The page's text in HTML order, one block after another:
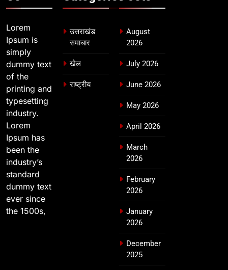
Lorem
Ipsum is
simply
dummy text
of the
printing and
typesetting
industry.
Lorem
Ipsum has
been the
industry’s
standard
dummy text
ever since
the 1500s,
उत्तराखंड
समाचार
खेल
राष्ट्रीय
August
2026
July 2026
June 2026
May 2026
April 2026
March
2026
February
2026
January
2026
December
2025